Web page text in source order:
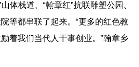
体栈道、“翰章红”抗联雕塑公园、
等都串联了起来。“更多的红色教
着我们当代人干事创业。”翰章乡